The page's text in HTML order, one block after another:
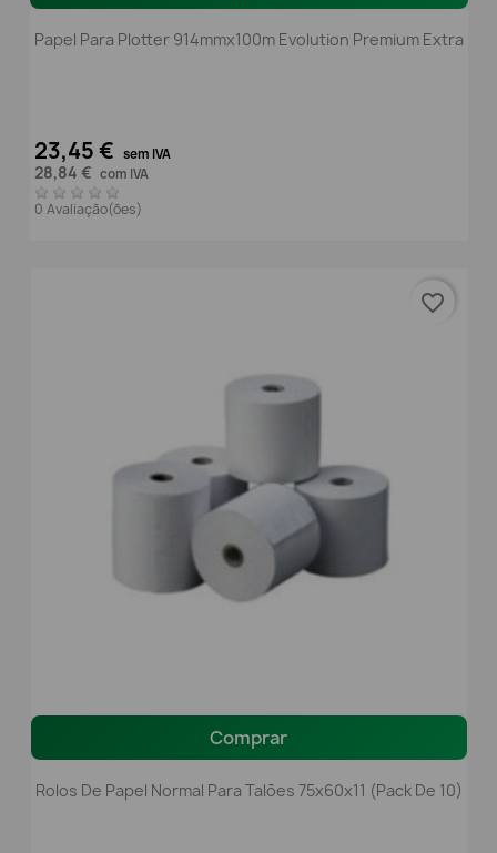
Papel Para Plotter 914mmx100m Evolution Premium Extra
23,45 € sem IVA
28,84 € com IVA
0 Avaliação(ões)
Comprar
Rolos De Papel Normal Para Talões 75x60x11 (Pack De 10)
favorite_border